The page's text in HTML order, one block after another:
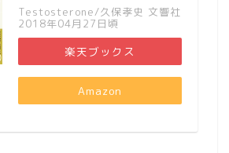
Testosterone/久保孝史 文響社
2018年04月27日頃
楽天ブックス
Amazon